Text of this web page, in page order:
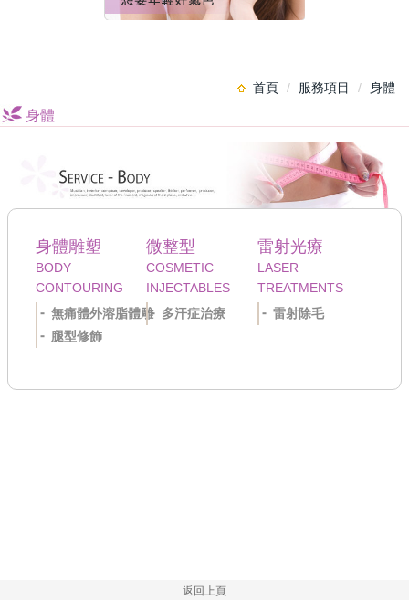
首頁 服務項目 身體
身體
身體雕塑
BODY
CONTOURING
無痛體外溶脂體雕
腿型修飾
微整型
COSMETIC
INJECTABLES
多汗症治療
雷射光療
LASER
TREATMENTS
雷射除毛
返回上頁